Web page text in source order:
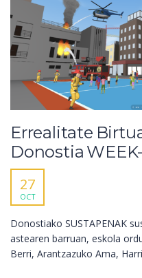
Errealitate
Donostia
27
OCT
Donostiako SUSTAPENAK
astearen barruan, eskola
Berri, Arantzazuko Ama,